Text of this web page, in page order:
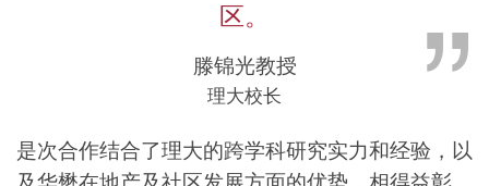
区。
滕锦光教授
理大校长
是次合作结合了理大的跨学科研究实力和经验，以